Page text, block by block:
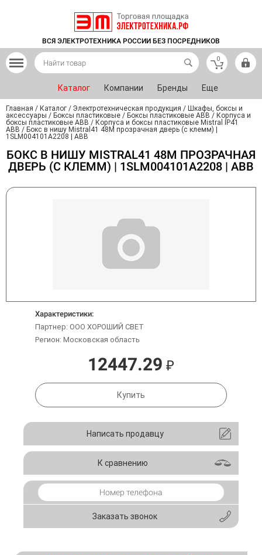
ВСЯ ЭЛЕКТРОТЕХНИКА РОССИИ БЕЗ ПОСРЕДНИКОВ
0
Каталог Компании Бренды Еще
Главная / Каталог / Электротехническая продукция / Шкафы, боксы и
аксессуары / Боксы пластиковые / Боксы пластиковые ABB / Корпуса и
боксы пластиковые ABB / Корпуса и боксы пластиковые Mistral IP41
ABB / Бокс в нишу Mistral41 48М прозрачная дверь (c клемм) |
1SLM004101A2208 | ABB
БОКС В НИШУ MISTRAL41 48М ПРОЗРАЧНАЯ
ДВЕРЬ (C КЛЕММ) | 1SLM004101A2208 | ABB
Характеристики:
Партнер: ООО ХОРОШИЙ СВЕТ
Регион: Московская область
12447.29 ₽
Купить
Написать продавцу
К сравнению
Заказать звонок